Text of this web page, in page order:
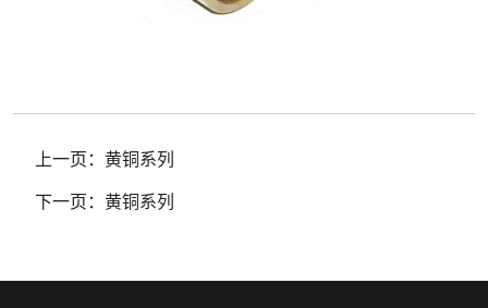
上一页： 黄铜系列
下一页： 黄铜系列